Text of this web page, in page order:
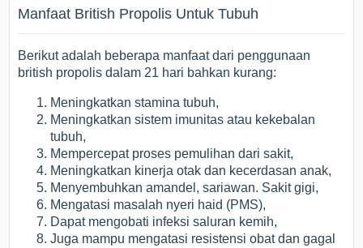
Manfaat British Propolis Untuk Tubuh
Berikut adalah beberapa manfaat dari penggunaan
british propolis dalam 21 hari bahkan kurang:
Meningkatkan stamina tubuh,
Meningkatkan sistem imunitas atau kekebalan
tubuh,
Mempercepat proses pemulihan dari sakit,
Meningkatkan kinerja otak dan kecerdasan anak,
Menyembuhkan amandel, sariawan. Sakit gigi,
Mengatasi masalah nyeri haid (PMS),
Dapat mengobati infeksi saluran kemih,
Juga mampu mengatasi resistensi obat dan gagal